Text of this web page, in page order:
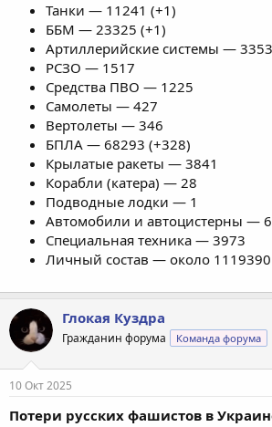
Танки — 11241 (+1)
ББМ — 23325 (+1)
Артиллерийские системы —
РСЗО — 1517
Средства ПВО — 1225
Самолеты — 427
Вертолеты — 346
БПЛА — 68293 (+328)
Крылатые ракеты — 3841
Корабли (катера) — 28
Подводные лодки — 1
Автомобили и автоцистерны —
Специальная техника — 3973
Личный состав — около 1119390
Глокая Куздра
Гражданин форума Команда форума
10 Окт 2025
Потери русских фашистов в